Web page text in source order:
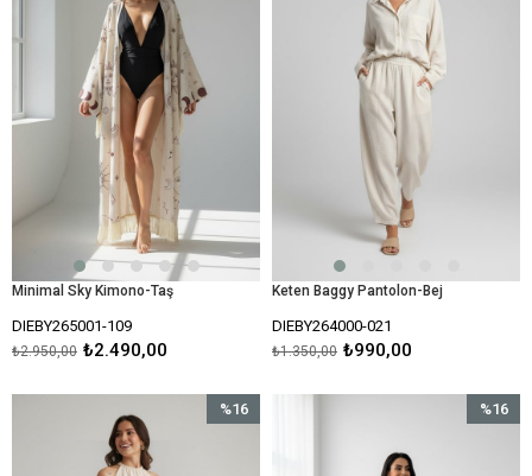
Minimal Sky Kimono-Taş
DIEBY265001-109
₺2.490,00
₺2.950,00
Keten Baggy Pantolon-Bej
DIEBY264000-021
₺990,00
₺1.350,00
%16
%16